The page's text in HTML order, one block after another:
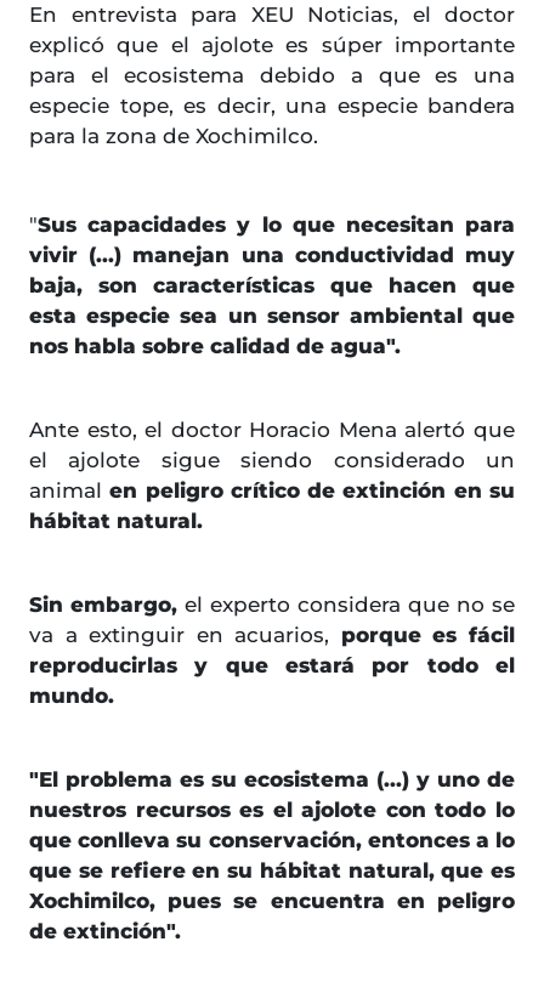
En entrevista para XEU Noticias, el doctor
explicó que el ajolote es súper importante
para el ecosistema debido a que es una
especie tope, es decir, una especie bandera
para la zona de Xochimilco.
"Sus capacidades y lo que necesitan para
vivir (...) manejan una conductividad muy
baja, son características que hacen que
esta especie sea un sensor ambiental que
nos habla sobre calidad de agua".
Ante esto, el doctor Horacio Mena alertó que
el ajolote sigue siendo considerado un
animalen peligro crítico de extinción en su
hábitat natural.
Sin embargo, el experto considera que no se
va a extinguir en acuarios, porque es fácil
reproducirlas y que estará por todo el
mundo.
"El problema es su ecosistema (...) y uno de
nuestros recursos es el ajolote con todo lo
que conlleva su conservación, entonces a lo
que se refiere en su hábitat natural, que es
Xochimilco, pues se encuentra en peligro
de extinción".